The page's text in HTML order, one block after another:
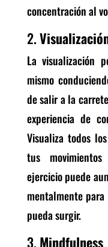
concentración al
2.
La visualización
mismo
de salir a la
experiencia de
Visualiza todos
tus
ejercicio puede
mentalmente
pueda surgir.
3. Mindfulness